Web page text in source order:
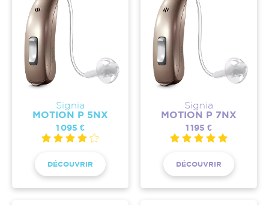
Signia
MOTION P 5NX
1 095 €
DÉCOUVRIR
Signia
MOTION P 7NX
1 195 €
DÉCOUVRIR